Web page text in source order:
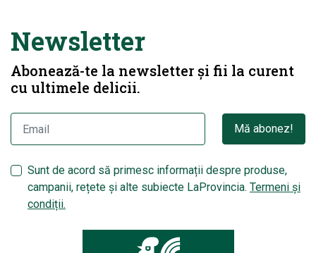
Newsletter
Abonează-te la newsletter și fii la curent
cu ultimele delicii.
Mă abonez!
Sunt de acord să primesc informații despre produse,
campanii, rețete și alte subiecte LaProvincia. Termeni și
condiții.